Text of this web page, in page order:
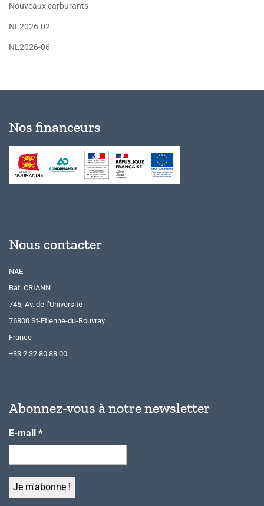
Nouveaux carburants
NL2026-02
NL2026-06
Nos financeurs
Nous contacter
NAE
Bât. CRIANN
745, Av. de l’Université
76800 St-Etienne-du-Rouvray
France
+33 2 32 80 88 00
Abonnez-vous à notre newsletter
E-mail *